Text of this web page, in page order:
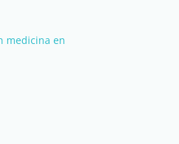
medicina en